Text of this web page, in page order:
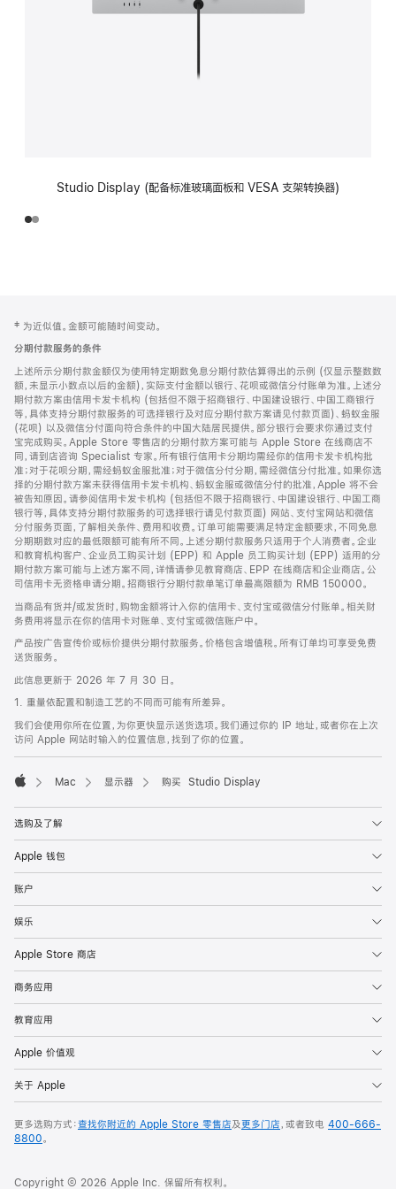
Studio Display (配备标准玻璃面板和 VESA 支架转换器)
页
页
脚
注
‡ 为近似值。金额可能随时间变动。
分期付款服务的条件
上述所示分期付款金额仅为使用特定期数免息分期付款估算得出的示例 (仅显示整数数
额，未显示小数点以后的金额)，实际支付金额以银行、花呗或微信分付账单为准。上述分
期付款方案由信用卡发卡机构 (包括但不限于招商银行、中国建设银行、中国工商银行
等，具体支持分期付款服务的可选择银行及对应分期付款方案请见付款页面)、蚂蚁金服
(花呗) 以及微信分付面向符合条件的中国大陆居民提供。部分银行会要求你通过支付
宝完成购买。Apple Store 零售店的分期付款方案可能与 Apple Store 在线商店不
同，请到店咨询 Specialist 专家。所有银行信用卡分期均需经你的信用卡发卡机构批
准；对于花呗分期，需经蚂蚁金服批准；对于微信分付分期，需经微信分付批准。如果你选
择的分期付款方案未获得信用卡发卡机构、蚂蚁金服或微信分付的批准，Apple 将不会
被告知原因。请参阅信用卡发卡机构 (包括但不限于招商银行、中国建设银行、中国工商
银行等，具体支持分期付款服务的可选择银行请见付款页面) 网站、支付宝网站和微信
分付服务页面，了解相关条件、费用和收费。订单可能需要满足特定金额要求，不同免息
分期期数对应的最低限额可能有所不同。上述分期付款服务只适用于个人消费者。企业
和教育机构客户、企业员工购买计划 (EPP) 和 Apple 员工购买计划 (EPP) 适用的分
期付款方案可能与上述方案不同，详情请参见教育商店、EPP 在线商店和企业商店。公
司信用卡无资格申请分期。招商银行分期付款单笔订单最高限额为 RMB 150000。
当商品有货并/或发货时，购物金额将计入你的信用卡、支付宝或微信分付账单。相关财
务费用将显示在你的信用卡对账单、支付宝或微信账户中。
产品按广告宣传价或标价提供分期付款服务。价格包含增值税。所有订单均可享受免费
送货服务。
此信息更新于 2026 年 7 月 30 日。
1. 重量依配置和制造工艺的不同而可能有所差异。
我们会使用你所在位置，为你更快显示送货选项。我们通过你的 IP 地址，或者你在上次
访问 Apple 网站时输入的位置信息，找到了你的位置。
Mac 显示器 购买 Studio Display
选购及了解
Apple 钱包
账户
娱乐
Apple Store 商店
商务应用
教育应用
Apple 价值观
关于 Apple
更多选购方式：查找你附近的 Apple Store 零售店及更多门店，或者致电 400-666-
8800。
Copyright © 2026 Apple Inc. 保留所有权利。